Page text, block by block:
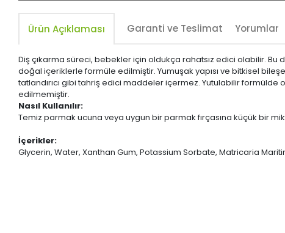
Ürün Açıklaması Garanti ve Teslimat Yorumlar
Diş çıkarma süreci, bebekler için oldukça rahatsız edici olabilir. Bu
doğal içeriklerle formüle edilmiştir. Yumuşak yapısı ve bitkisel
tatlandırıcı gibi tahriş edici maddeler içermez. Yutulabilir formülde
edilmemiştir.
Nasıl Kullanılır:
Temiz parmak ucuna veya uygun bir parmak fırçasına küçük bir
İçerikler:
Glycerin, Water, Xanthan Gum, Potassium Sorbate, Matricaria